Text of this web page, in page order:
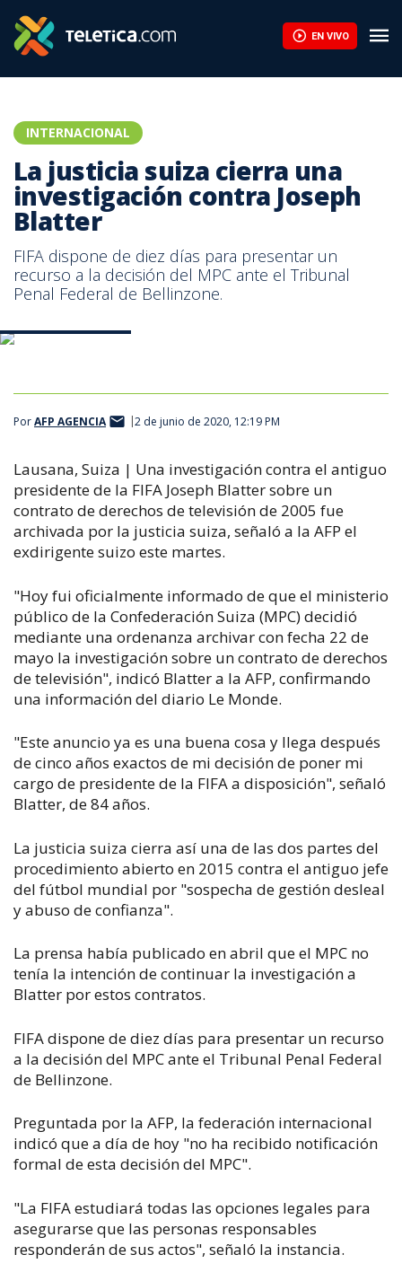
EN VIVO
INTERNACIONAL
La justicia suiza cierra una
investigación contra Joseph
Blatter
FIFA dispone de diez días para presentar un
recurso a la decisión del MPC ante el Tribunal
Penal Federal de Bellinzone.
PorAFP AGENCIA 2 de junio de 2020, 12:19 PM
Lausana, Suiza | Una investigación contra el antiguo
presidente de la FIFA Joseph Blatter sobre un
contrato de derechos de televisión de 2005 fue
archivada por la justicia suiza, señaló a la AFP el
exdirigente suizo este martes.
"Hoy fui oficialmente informado de que el ministerio
público de la Confederación Suiza (MPC) decidió
mediante una ordenanza archivar con fecha 22 de
mayo la investigación sobre un contrato de derechos
de televisión", indicó Blatter a la AFP, confirmando
una información del diario Le Monde.
"Este anuncio ya es una buena cosa y llega después
de cinco años exactos de mi decisión de poner mi
cargo de presidente de la FIFA a disposición", señaló
Blatter, de 84 años.
La justicia suiza cierra así una de las dos partes del
procedimiento abierto en 2015 contra el antiguo jefe
del fútbol mundial por "sospecha de gestión desleal
y abuso de confianza".
La prensa había publicado en abril que el MPC no
tenía la intención de continuar la investigación a
Blatter por estos contratos.
FIFA dispone de diez días para presentar un recurso
a la decisión del MPC ante el Tribunal Penal Federal
de Bellinzone.
Preguntada por la AFP, la federación internacional
indicó que a día de hoy "no ha recibido notificación
formal de esta decisión del MPC".
"La FIFA estudiará todas las opciones legales para
asegurarse que las personas responsables
responderán de sus actos", señaló la instancia.